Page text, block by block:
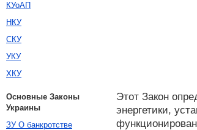
Этот Закон
энергетики,
КУоАП
НКУ
СКУ
УКУ
ХКУ
Основные Законы
Украины
ЗУ О банкротстве